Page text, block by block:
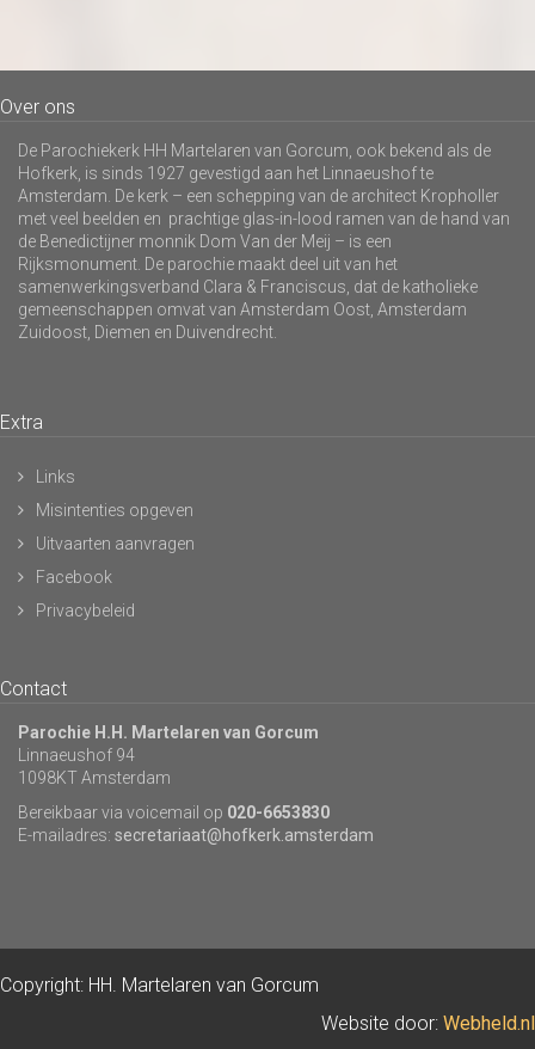
Over ons
De Parochiekerk HH Martelaren van Gorcum, ook bekend als de
Hofkerk, is sinds 1927 gevestigd aan het Linnaeushof te
Amsterdam. De kerk – een schepping van de architect Kropholler
met veel beelden en prachtige glas-in-lood ramen van de hand van
de Benedictijner monnik Dom Van der Meij – is een
Rijksmonument. De parochie maakt deel uit van het
samenwerkingsverband Clara & Franciscus, dat de katholieke
gemeenschappen omvat van Amsterdam Oost, Amsterdam
Zuidoost, Diemen en Duivendrecht.
Extra
Links
Misintenties opgeven
Uitvaarten aanvragen
Facebook
Privacybeleid
Contact
Parochie H.H. Martelaren van Gorcum
Linnaeushof 94
1098KT Amsterdam
Bereikbaar via voicemail op 020-6653830
E-mailadres: secretariaat@hofkerk.amsterdam
Copyright: HH. Martelaren van Gorcum
Website door: Webheld.nl